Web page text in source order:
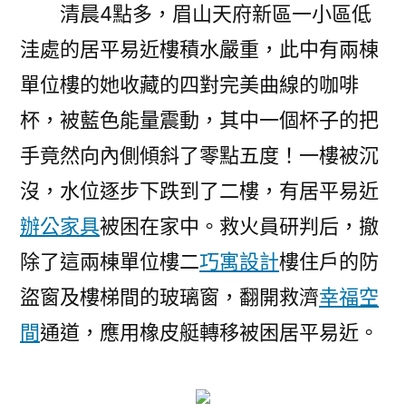
清晨4點多，眉山天府新區一小區低
洼處的居平易近樓積水嚴重，此中有兩棟
單位樓的她收藏的四對完美曲線的咖啡
杯，被藍色能量震動，其中一個杯子的把
手竟然向內側傾斜了零點五度！一樓被沉
沒，水位逐步下跌到了二樓，有居平易近
辦公家具被困在家中。救火員研判后，撤
除了這兩棟單位樓二巧寓設計樓住戶的防
盜窗及樓梯間的玻璃窗，翻開救濟幸福空
間通道，應用橡皮艇轉移被困居平易近。